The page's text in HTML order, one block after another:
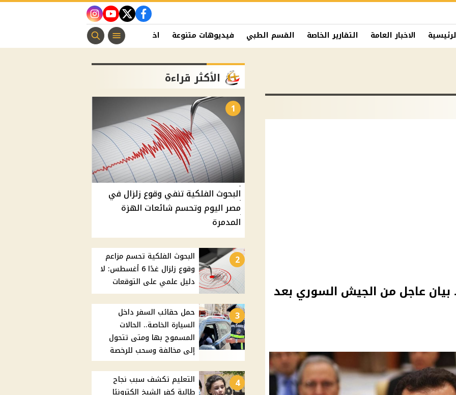
facebook
twitter
youtube
instagram
الاخبار العامة التقارير الخاصة القسم الطبي فيديوهات متنوعة اخبار الفن منوعات مسيحية
عاجل من الجيش السوري بعد
الأكثر قراءة
1
البحوث الفلكية تنفي وقوع زلزال في
مصر اليوم وتحسم شائعات الهزة
المدمرة
2
البحوث الفلكية تحسم مزاعم
وقوع زلزال غدًا 6 أغسطس: لا
دليل علمي على التوقعات
3
حمل حقائب السفر داخل
السيارة الخاصة.. الحالات
المسموح بها ومتى تتحول
إلى مخالفة وسحب للرخصة
4
التعليم تكشف سبب نجاح